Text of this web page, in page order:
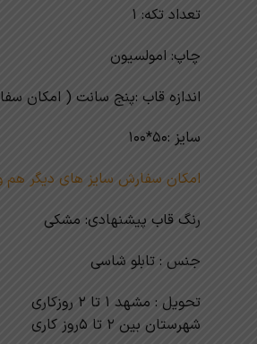
تعداد تکه: 1
چاپ: امولسیون
اندازه قاب :پنج سانت ( امکان
سایز :50*100
امکان سفارش سایز های دیگر هم
رنگ قاب پیشنهادی: مشکی
جنس : تابلو شاسی
تحویل : مشهد 1 تا 2 روزکاری
شهرستان بین 2 تا 5روز کاری